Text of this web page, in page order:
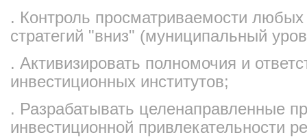
. Контроль просматриваемости
стратегий "вниз" (муниципальный
. Активизировать полномочия и
инвестиционных институтов;
. Разрабатывать целенаправленные
инвестиционной привлекательности